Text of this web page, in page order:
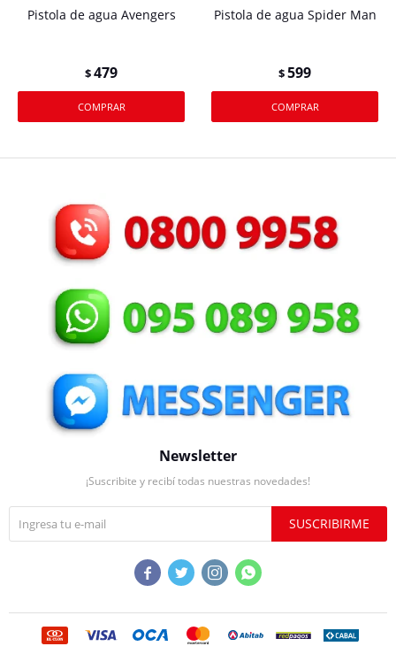
Pistola de agua Avengers
$479
Pistola de agua Spider Man
$599
Newsletter
¡Suscribite y recibí todas nuestras novedades!
SUSCRIBIRME
   